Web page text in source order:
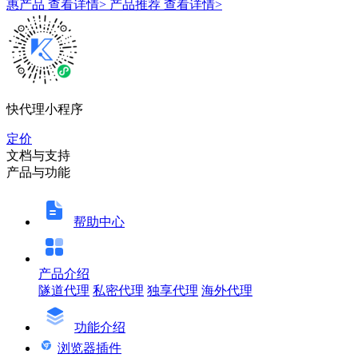
惠产品 查看详情> 产品推荐 查看详情>
快代理小程序
定价
文档与支持
产品与功能
帮助中心
产品介绍
隧道代理 私密代理 独享代理 海外代理
功能介绍
浏览器插件